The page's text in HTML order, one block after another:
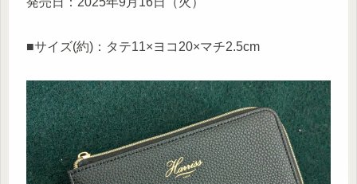
■サイズ(約)：タテ11×ヨコ20×マチ2.5cm